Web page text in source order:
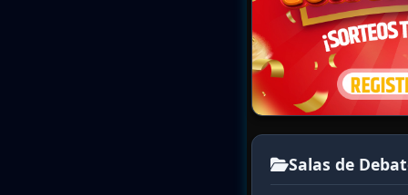
Salas de